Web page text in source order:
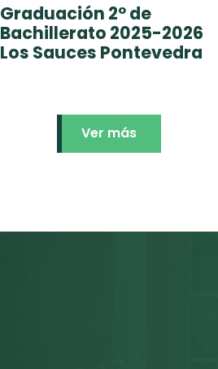
Graduación 2º de
Bachillerato 2025-2026
Los Sauces Pontevedra
Ver más